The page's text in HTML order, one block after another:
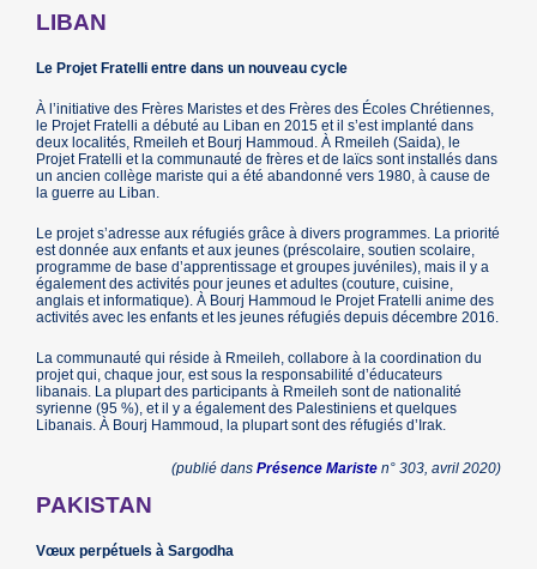
LIBAN
Le Projet Fratelli entre dans un nouveau cycle
À l’initiative des Frères Maristes et des Frères des Écoles Chrétiennes,
le Projet Fratelli a débuté au Liban en 2015 et il s’est implanté dans
deux localités, Rmeileh et Bourj Hammoud. À Rmeileh (Saida), le
Projet Fratelli et la communauté de frères et de laïcs sont installés dans
un ancien collège mariste qui a été abandonné vers 1980, à cause de
la guerre au Liban.
Le projet s’adresse aux réfugiés grâce à divers programmes. La priorité
est donnée aux enfants et aux jeunes (préscolaire, soutien scolaire,
programme de base d’apprentissage et groupes juvéniles), mais il y a
également des activités pour jeunes et adultes (couture, cuisine,
anglais et informatique). À Bourj Hammoud le Projet Fratelli anime des
activités avec les enfants et les jeunes réfugiés depuis décembre 2016.
La communauté qui réside à Rmeileh, collabore à la coordination du
projet qui, chaque jour, est sous la responsabilité d’éducateurs
libanais. La plupart des participants à Rmeileh sont de nationalité
syrienne (95 %), et il y a également des Palestiniens et quelques
Libanais. À Bourj Hammoud, la plupart sont des réfugiés d’Irak.
(publié dans Présence Maristen° 303, avril 2020)
PAKISTAN
Vœux perpétuels à Sargodha